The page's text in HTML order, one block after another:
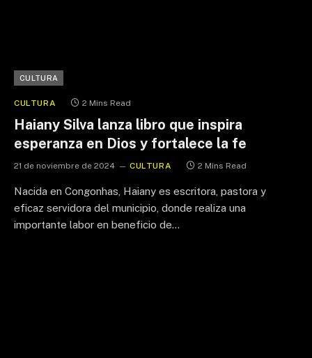
CULTURA
CULTURA 2 Mins Read
Haiany Silva lanza libro que inspira
esperanza en Dios y fortalece la fe
21 de noviembre de 2024 CULTURA 2 Mins Read
Nacida en Congonhas, Haiany es escritora, pastora y
eficaz servidora del municipio, donde realiza una
importante labor en beneficio de…